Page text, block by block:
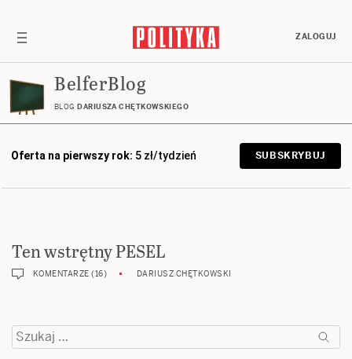
ZALOGUJ
BelferBlog
BLOG DARIUSZA CHĘTKOWSKIEGO
Oferta na pierwszy rok: 5 zł/tydzień SUBSKRYBUJ
Ten wstrętny PESEL
KOMENTARZE (16) DARIUSZ CHĘTKOWSKI
Szukaj: